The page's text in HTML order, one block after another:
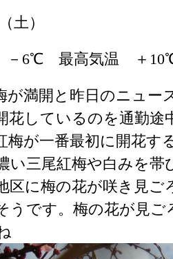
土）
－6℃ 最高気温 ＋
が満開と昨日のニュー
花しているのを通勤途
梅が一番最初に開花す
い三尾紅梅や白みを
区に梅の花が咲き見
うです。梅の花が見